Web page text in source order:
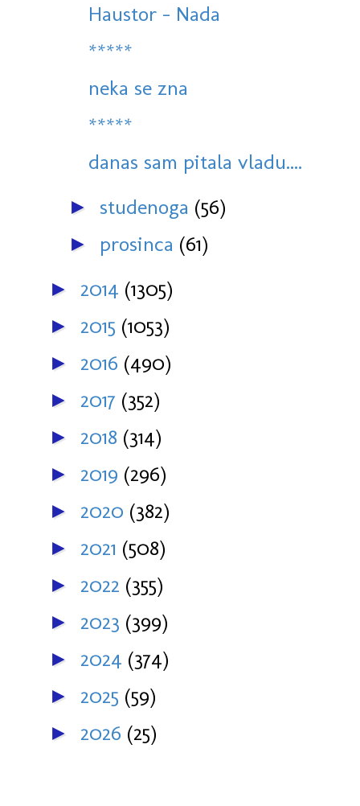
Haustor - Nada
*****
neka se zna
*****
danas sam pitala vladu....
► studenoga (56)
► prosinca (61)
► 2014 (1305)
► 2015 (1053)
► 2016 (490)
► 2017 (352)
► 2018 (314)
► 2019 (296)
► 2020 (382)
► 2021 (508)
► 2022 (355)
► 2023 (399)
► 2024 (374)
► 2025 (59)
► 2026 (25)